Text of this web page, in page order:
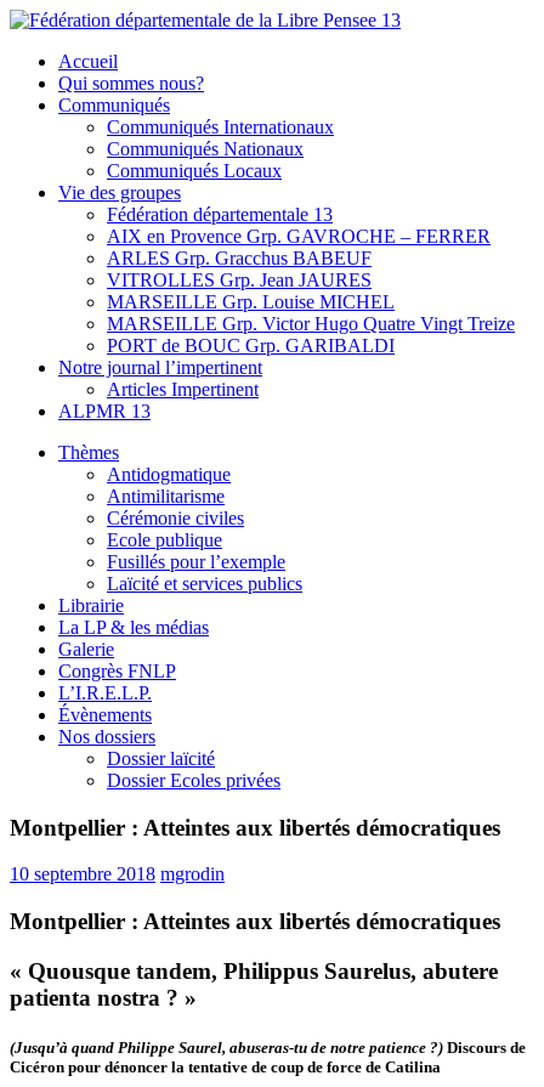
Skip
content
Fédération départementale de la Libre Pensee 13
Membre de la fédération Nationale de la Libre Pensée ni dieu ni
maitre
Accueil
Qui sommes nous?
Communiqués
Communiqués Internationaux
Communiqués Nationaux
Communiqués Locaux
Vie des groupes
Fédération départementale 13
AIX en Provence Grp. GAVROCHE – FERRER
ARLES Grp. Gracchus BABEUF
VITROLLES Grp. Jean JAURES
MARSEILLE Grp. Louise MICHEL
MARSEILLE Grp. Victor Hugo Quatre Vingt Treize
PORT de BOUC Grp. GARIBALDI
Notre journal l’impertinent
Articles Impertinent
ALPMR 13
Thèmes
Antidogmatique
Antimilitarisme
Cérémonie civiles
Ecole publique
Fusillés pour l’exemple
Laïcité et services publics
Librairie
La LP & les médias
Galerie
Congrès FNLP
L’I.R.E.L.P.
Évènements
Nos dossiers
Dossier laïcité
Dossier Ecoles privées
Montpellier : Atteintes aux libertés démocratiques
10 septembre 2018 mgrodin
Montpellier : Atteintes aux libertés démocratiques
« Quousque tandem, Philippus Saurelus, abutere
patienta nostra ? »
(Jusqu’à quand Philippe Saurel, abuseras-tu de notre patience ?) Discours de
Cicéron pour dénoncer la tentative de coup de force de Catilina